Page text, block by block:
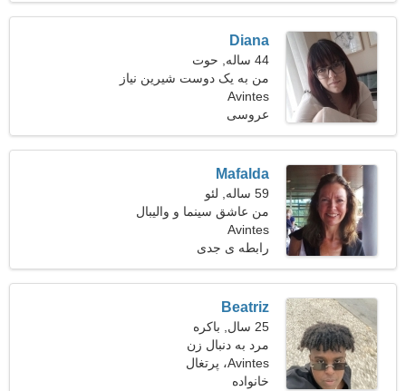
Diana
44 ساله, حوت
من به یک دوست شیرین نیاز
دارم تا با هم برقصیم
Avintes
عروسی
Mafalda
59 ساله, لئو
من عاشق سینما و والیبال
هستم
Avintes
رابطه ی جدی
Beatriz
25 سال, باکره
مرد به دنبال زن
Avintes، پرتغال
خانواده